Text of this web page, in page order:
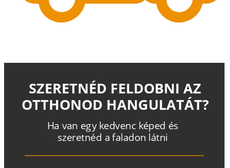
Ha van egy kedvenc képed és
szeretnéd a faladon látni
SZERETNÉD FELDOBNI AZ
OTTHONOD HANGULATÁT?